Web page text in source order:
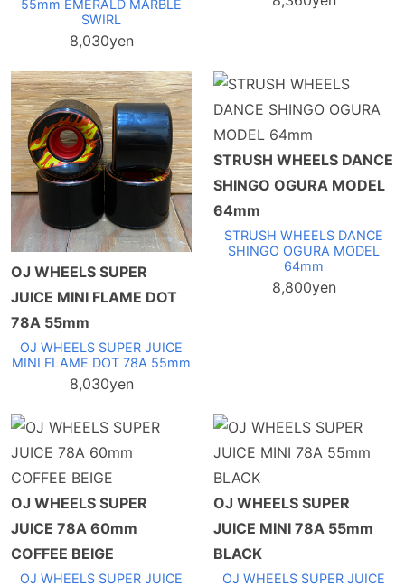
55mm EMERALD MARBLE
SWIRL
8,030yen
OJ WHEELS SUPER
JUICE MINI FLAME DOT
78A 55mm
OJ WHEELS SUPER JUICE
MINI FLAME DOT 78A 55mm
8,030yen
STRUSH WHEELS DANCE
SHINGO OGURA MODEL
64mm
STRUSH WHEELS DANCE
SHINGO OGURA MODEL
64mm
8,800yen
OJ WHEELS SUPER
JUICE 78A 60mm
COFFEE BEIGE
OJ WHEELS SUPER JUICE
OJ WHEELS SUPER
JUICE MINI 78A 55mm
BLACK
OJ WHEELS SUPER JUICE